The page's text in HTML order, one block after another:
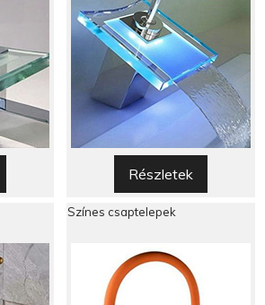
Részletek
Színes csaptelepek